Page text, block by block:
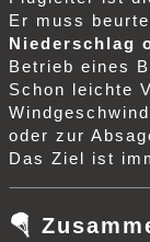
Er muss
Niederschlag
Betrieb eines
Schon leichte
oder zur
Das Ziel ist
🪂